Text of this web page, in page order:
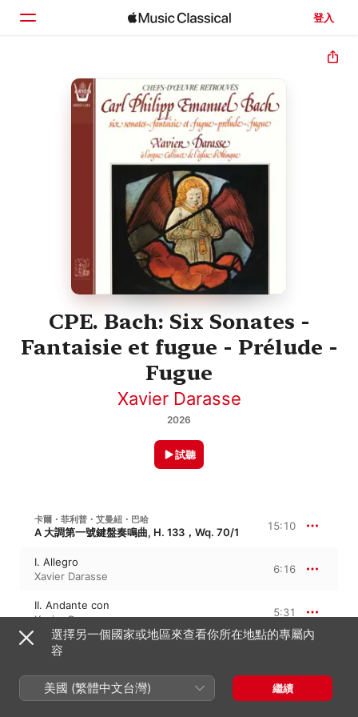
登入
首頁
CPE. Bach: Six Sonates -
Fantaisie et fugue - Prélude -
Fugue
Xavier Darasse
2026
試聽
卡爾・菲利普・艾曼紐・巴哈
A 大調第一號鍵盤奏鳴曲, H. 133，Wq. 70/1 15:10
I. Allegro
Xavier Darasse
6:16
II. Andante con
Xavier Darasse
5:31
III. Allegretto
卡爾・菲利普・艾曼紐・巴哈
選擇另一個國家或地區來查看你所在地點的專屬內
容
美國 (繁體中文台灣) 繼續